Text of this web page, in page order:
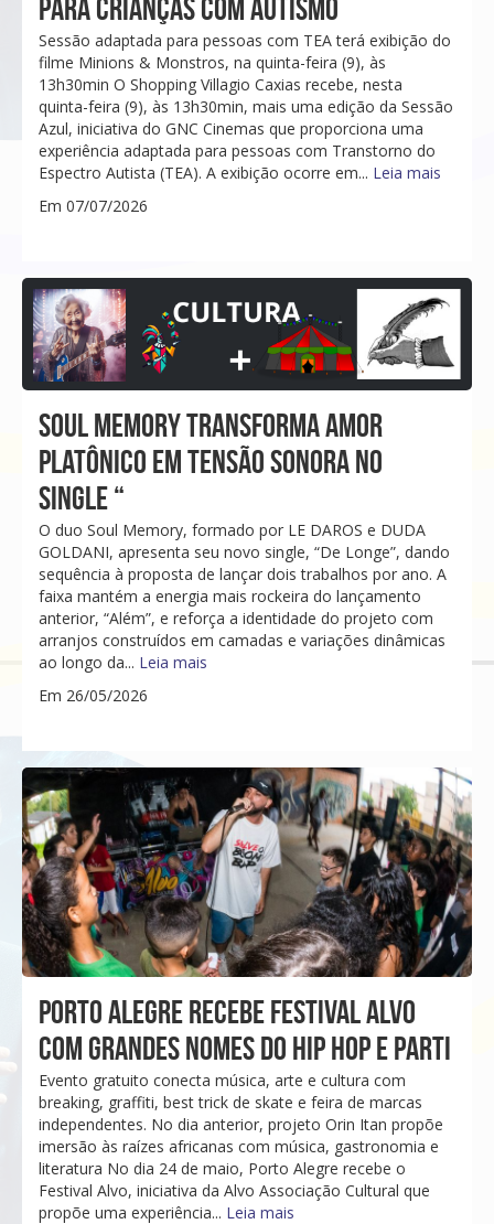
PARA CRIANÇAS COM AUTISMO
Sessão adaptada para pessoas com TEA terá exibição do
filme Minions & Monstros, na quinta-feira (9), às
13h30min O Shopping Villagio Caxias recebe, nesta
quinta-feira (9), às 13h30min, mais uma edição da Sessão
Azul, iniciativa do GNC Cinemas que proporciona uma
experiência adaptada para pessoas com Transtorno do
Espectro Autista (TEA). A exibição ocorre em... Leia mais
Em 07/07/2026
SOUL MEMORY TRANSFORMA AMOR
PLATÔNICO EM TENSÃO SONORA NO
SINGLE “
O duo Soul Memory, formado por LE DAROS e DUDA
GOLDANI, apresenta seu novo single, “De Longe”, dando
sequência à proposta de lançar dois trabalhos por ano. A
faixa mantém a energia mais rockeira do lançamento
anterior, “Além”, e reforça a identidade do projeto com
arranjos construídos em camadas e variações dinâmicas
ao longo da... Leia mais
Em 26/05/2026
PORTO ALEGRE RECEBE FESTIVAL ALVO
COM GRANDES NOMES DO HIP HOP E PARTI
Evento gratuito conecta música, arte e cultura com
breaking, graffiti, best trick de skate e feira de marcas
independentes. No dia anterior, projeto Orin Itan propõe
imersão às raízes africanas com música, gastronomia e
literatura No dia 24 de maio, Porto Alegre recebe o
Festival Alvo, iniciativa da Alvo Associação Cultural que
propõe uma experiência... Leia mais